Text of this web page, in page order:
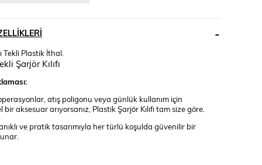
Tekli Plastik İthal.
Şarjör Kılıfı
atış poligonu veya günlük kullanım için
bir aksesuar arıyorsanız, Plastik Şarjör Kılıfı tam size göre.
ve pratik tasarımıyla her türlü koşulda güvenilir bir